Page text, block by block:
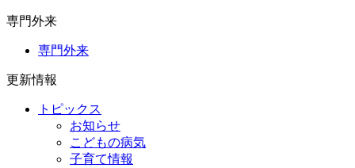
専門外来
専門外来
更新情報
トピックス
お知らせ
こどもの病気
子育て情報